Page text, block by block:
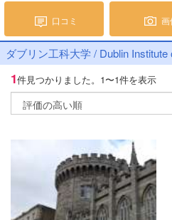
口コミ 画
ダブリン工科大学 / Dublin
1件見つかりました。 1〜1件を表示